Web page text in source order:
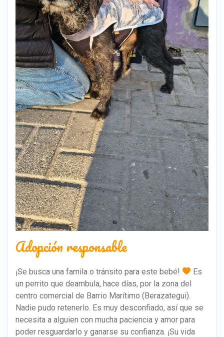
Adopción responsable
¡Se busca una famila o tránsito para este bebé!
Es
un perrito que deambula, hace días, por la zona del
centro comercial de Barrio Marítimo (Berazategui).
Nadie pudo retenerlo. Es muy desconfiado, así que se
necesita a alguien con mucha paciencia y amor para
poder resguardarlo y ganarse su confianza. ¡Su vida